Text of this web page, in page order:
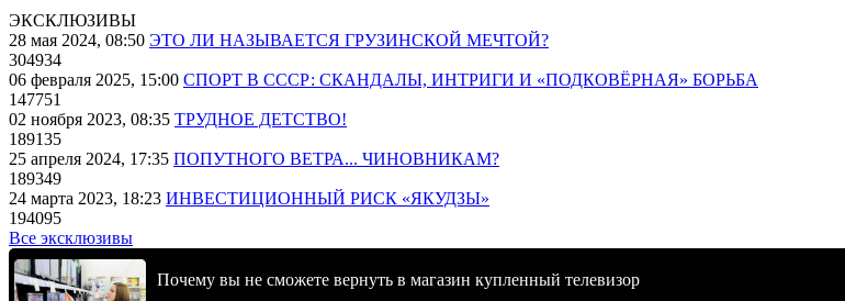
ЭКСКЛЮЗИВЫ
28 мая 2024, 08:50 ЭТО ЛИ НАЗЫВАЕТСЯ ГРУЗИНСКОЙ МЕЧТОЙ?
304934
06 февраля 2025, 15:00 СПОРТ В СССР: СКАНДАЛЫ, ИНТРИГИ И «ПОДКОВЁРНАЯ» БОРЬБА
147751
02 ноября 2023, 08:35 ТРУДНОЕ ДЕТСТВО!
189135
25 апреля 2024, 17:35 ПОПУТНОГО ВЕТРА... ЧИНОВНИКАМ?
189349
24 марта 2023, 18:23 ИНВЕСТИЦИОННЫЙ РИСК «ЯКУДЗЫ»
194095
Все эксклюзивы
Почему вы не сможете вернуть в магазин купленный телевизор